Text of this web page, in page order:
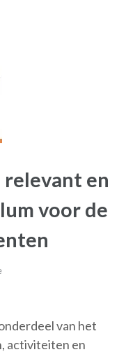
relevant en
voor de
van het
activiteiten en